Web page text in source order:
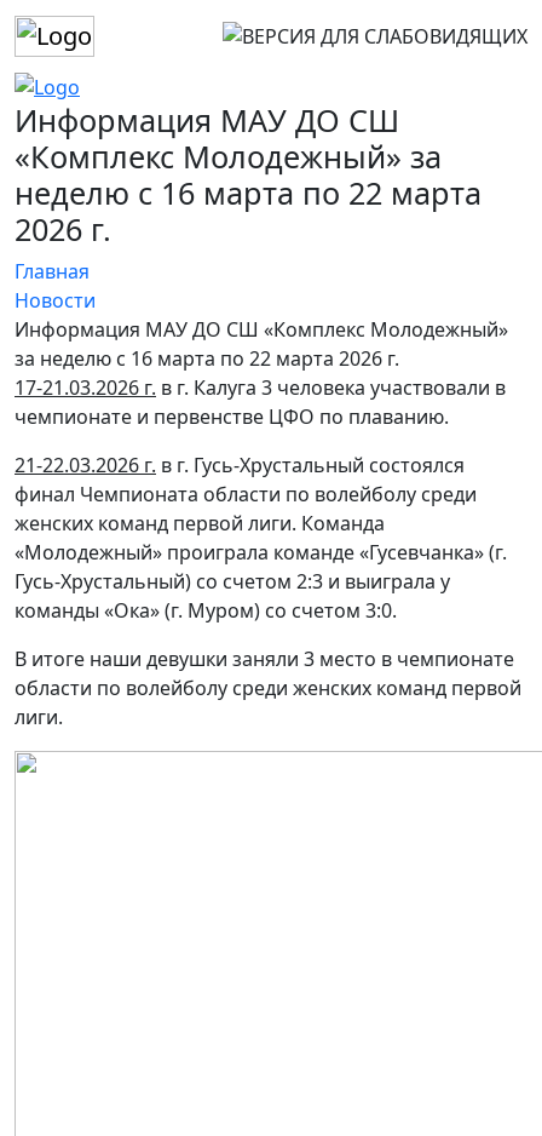
Информация МАУ ДО СШ
«Комплекс Молодежный» за
неделю с 16 марта по 22 марта
2026 г.
Главная
Новости
Информация МАУ ДО СШ «Комплекс Молодежный»
за неделю с 16 марта по 22 марта 2026 г.
17-21.03.2026 г. в г. Калуга 3 человека участвовали в
чемпионате и первенстве ЦФО по плаванию.
21-22.03.2026 г. в г. Гусь-Хрустальный состоялся
финал Чемпионата области по волейболу среди
женских команд первой лиги. Команда
«Молодежный» проиграла команде «Гусевчанка» (г.
Гусь-Хрустальный) со счетом 2:3 и выиграла у
команды «Ока» (г. Муром) со счетом 3:0.
В итоге наши девушки заняли 3 место в чемпионате
области по волейболу среди женских команд первой
лиги.